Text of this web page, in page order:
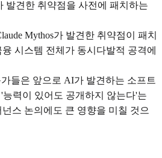
발견한 취약점을 사전에 패치하는
Mythos가 발견한 취약점이 패치
시스템 전체가 동시다발적 공격에
들은 앞으로 AI가 발견하는 소프트
력이 있어도 공개하지 않는다'는
스 논의에도 큰 영향을 미칠 것으